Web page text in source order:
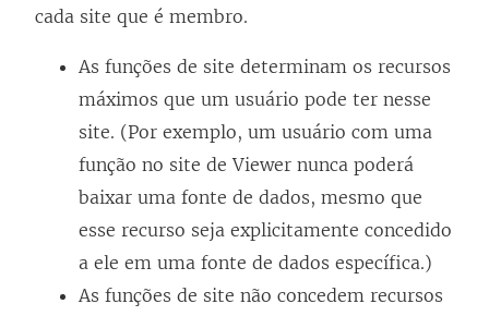
cada site que é membro.
As funções de site determinam os recursos
máximos que um usuário pode ter nesse
site. (Por exemplo, um usuário com uma
função no site de Viewer nunca poderá
baixar uma fonte de dados, mesmo que
esse recurso seja explicitamente concedido
a ele em uma fonte de dados específica.)
As funções de site não concedem recursos